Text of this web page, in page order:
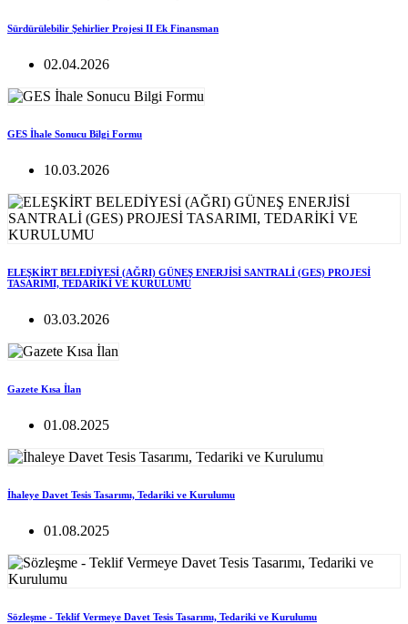
Sürdürülebilir Şehirlier Projesi II Ek Finansman
02.04.2026
GES İhale Sonucu Bilgi Formu
10.03.2026
ELEŞKİRT BELEDİYESİ (AĞRI) GÜNEŞ ENERJİSİ SANTRALİ (GES) PROJESİ
TASARIMI, TEDARİKİ VE KURULUMU
03.03.2026
Gazete Kısa İlan
01.08.2025
İhaleye Davet Tesis Tasarımı, Tedariki ve Kurulumu
01.08.2025
Sözleşme - Teklif Vermeye Davet Tesis Tasarımı, Tedariki ve Kurulumu